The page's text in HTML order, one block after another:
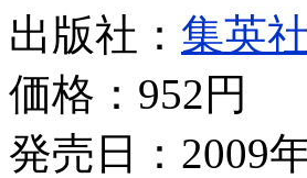
出版社： 集英社
価格： 952円
発売日：2009